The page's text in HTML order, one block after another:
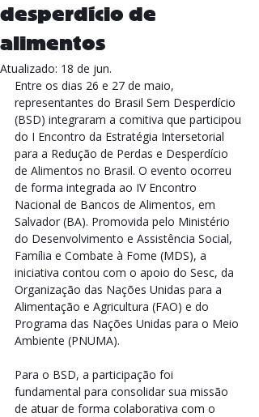
desperdício de
alimentos
Atualizado: 18 de jun.
Entre os dias 26 e 27 de maio,
representantes do Brasil Sem Desperdício
(BSD) integraram a comitiva que participou
do I Encontro da Estratégia Intersetorial
para a Redução de Perdas e Desperdício
de Alimentos no Brasil. O evento ocorreu
de forma integrada ao IV Encontro
Nacional de Bancos de Alimentos, em
Salvador (BA). Promovida pelo Ministério
do Desenvolvimento e Assistência Social,
Família e Combate à Fome (MDS), a
iniciativa contou com o apoio do Sesc, da
Organização das Nações Unidas para a
Alimentação e Agricultura (FAO) e do
Programa das Nações Unidas para o Meio
Ambiente (PNUMA).
Para o BSD, a participação foi
fundamental para consolidar sua missão
de atuar de forma colaborativa com o